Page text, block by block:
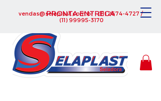
PRONTA ENTREGA
vendas@selaplast.com.br-(11) 2674-4727/
(11) 99995-3170